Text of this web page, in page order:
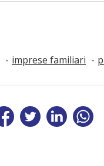
imprese familiari